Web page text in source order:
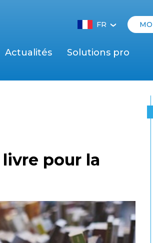
FR‹
Actualités Solutions pro
pour la